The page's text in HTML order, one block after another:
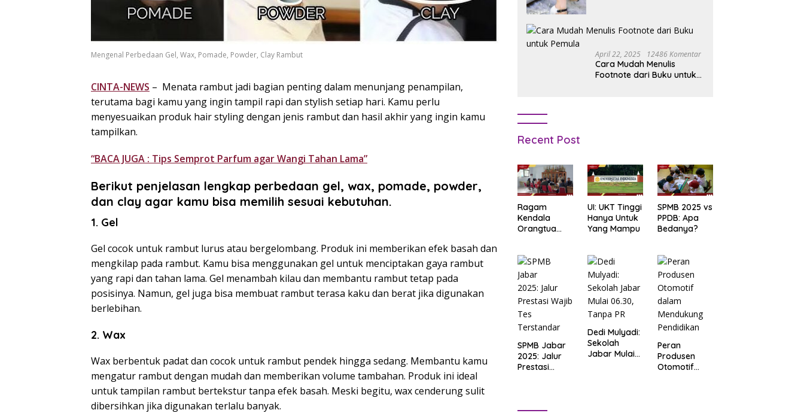
Mengenal Perbedaan Gel, Wax, Pomade, Powder, Clay Rambut
CINTA-NEWS – Menata rambut jadi bagian penting dalam menunjang penampilan,
terutama bagi kamu yang ingin tampil rapi dan stylish setiap hari. Kamu perlu
menyesuaikan produk hair styling dengan jenis rambut dan hasil akhir yang ingin kamu
tampilkan.
“BACA JUGA : Tips Semprot Parfum agar Wangi Tahan Lama​”
Berikut penjelasan lengkap perbedaan gel, wax, pomade, powder,
dan clay agar kamu bisa memilih sesuai kebutuhan.
1. Gel
Gel cocok untuk rambut lurus atau bergelombang. Produk ini memberikan efek basah dan
mengkilap pada rambut. Kamu bisa menggunakan gel untuk menciptakan gaya rambut
yang rapi dan tahan lama. Gel menambah kilau dan membantu rambut tetap pada
posisinya. Namun, gel juga bisa membuat rambut terasa kaku dan berat jika digunakan
berlebihan.
2. Wax
Wax berbentuk padat dan cocok untuk rambut pendek hingga sedang. Membantu kamu
mengatur rambut dengan mudah dan memberikan volume tambahan. Produk ini ideal
untuk tampilan rambut bertekstur tanpa efek basah. Meski begitu, wax cenderung sulit
dibersihkan jika digunakan terlalu banyak.
April 22, 2025 12486 Komentar
Cara Mudah Menulis
Footnote dari Buku untuk
Recent Post
Ragam
Kendala
Orangtua
Jakarta
2025: Salah
Input Data
hingga Lupa
Password
UI: UKT Tinggi
Hanya Untuk
Yang Mampu
SPMB 2025 vs
PPDB: Apa
Bedanya?
SPMB Jabar
2025: Jalur
Prestasi
Dedi Mulyadi:
Sekolah
Jabar Mulai
Peran
Produsen
Otomotif